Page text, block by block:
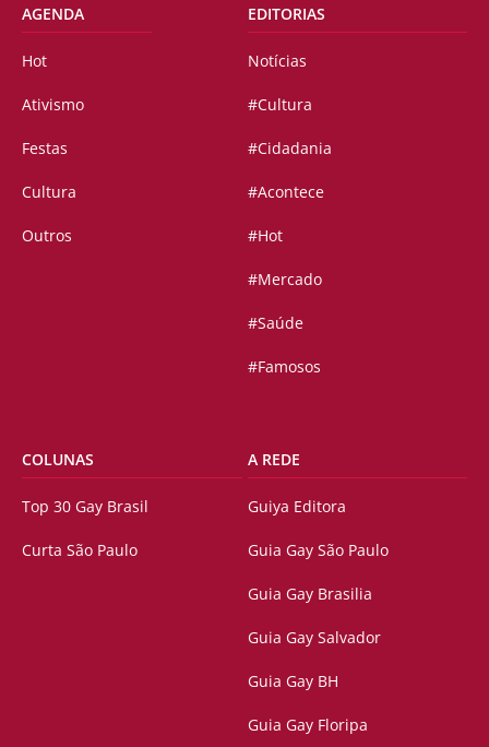
AGENDA
Hot
Ativismo
Festas
Cultura
Outros
EDITORIAS
Notícias
#Cultura
#Cidadania
#Acontece
#Hot
#Mercado
#Saúde
#Famosos
COLUNAS
Top 30 Gay Brasil
Curta São Paulo
A REDE
Guiya Editora
Guia Gay São Paulo
Guia Gay Brasilia
Guia Gay Salvador
Guia Gay BH
Guia Gay Floripa